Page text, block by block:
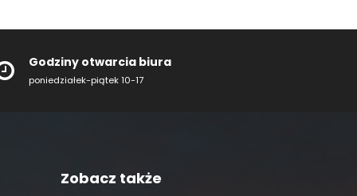
Godziny otwarcia biura
poniedziałek-piątek 10-17
Zobacz także